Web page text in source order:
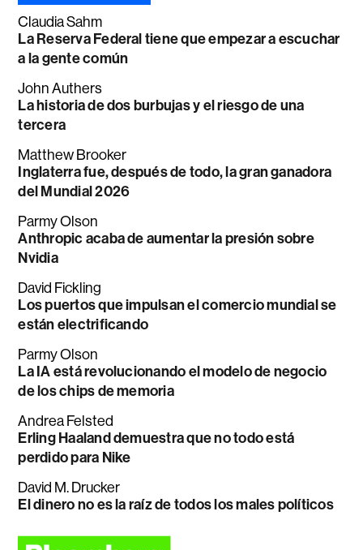
Claudia Sahm
La Reserva Federal tiene que empezar a escuchar
a la gente común
John Authers
La historia de dos burbujas y el riesgo de una
tercera
Matthew Brooker
Inglaterra fue, después de todo, la gran ganadora
del Mundial 2026
Parmy Olson
Anthropic acaba de aumentar la presión sobre
Nvidia
David Fickling
Los puertos que impulsan el comercio mundial se
están electrificando
Parmy Olson
La IA está revolucionando el modelo de negocio
de los chips de memoria
Andrea Felsted
Erling Haaland demuestra que no todo está
perdido para Nike
David M. Drucker
El dinero no es la raíz de todos los males políticos